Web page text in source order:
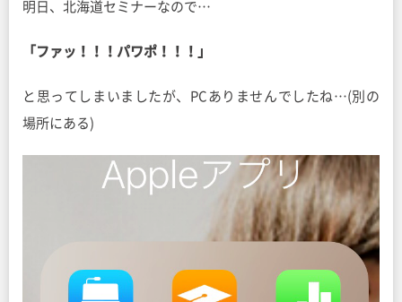
明日、北海道セミナーなので…
「ファッ！！！パワポ！！！」
と思ってしまいましたが、PCありませんでしたね…(別の
場所にある)